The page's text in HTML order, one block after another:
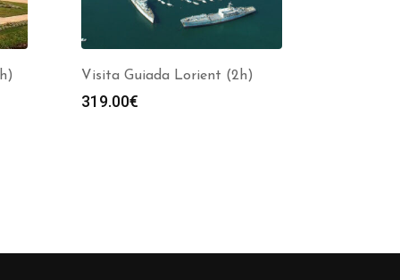
Visita Guiada Lorient (2h)
319.00€